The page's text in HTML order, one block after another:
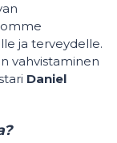
ja terveydelle.
vahvistaminen
Daniel